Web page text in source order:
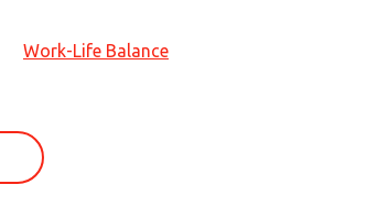
Work-Life Balance